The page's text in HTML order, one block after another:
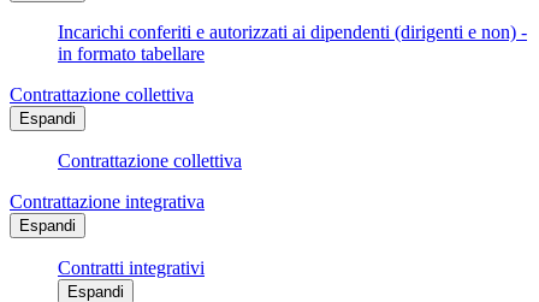
Incarichi conferiti e autorizzati ai dipendenti (dirigenti e non) -
in formato tabellare
Contrattazione collettiva
Espandi
Contrattazione collettiva
Contrattazione integrativa
Espandi
Contratti integrativi
Espandi